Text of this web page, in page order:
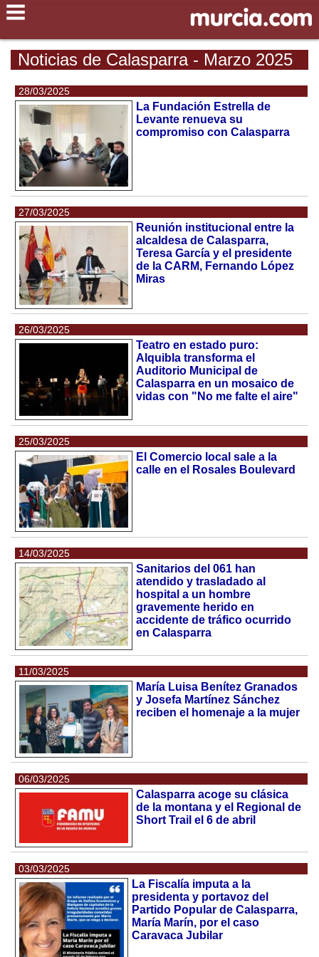
Noticias de Calasparra - Marzo 2025
28/03/2025
La Fundación Estrella de
Levante renueva su
compromiso con Calasparra
27/03/2025
Reunión institucional entre la
alcaldesa de Calasparra,
Teresa García y el presidente
de la CARM, Fernando López
Miras
26/03/2025
Teatro en estado puro:
Alquibla transforma el
Auditorio Municipal de
Calasparra en un mosaico de
vidas con "No me falte el aire"
25/03/2025
El Comercio local sale a la
calle en el Rosales Boulevard
14/03/2025
Sanitarios del 061 han
atendido y trasladado al
hospital a un hombre
gravemente herido en
accidente de tráfico ocurrido
en Calasparra
11/03/2025
María Luisa Benítez Granados
y Josefa Martínez Sánchez
reciben el homenaje a la mujer
06/03/2025
Calasparra acoge su clásica
de la montana y el Regional de
Short Trail el 6 de abril
03/03/2025
La Fiscalía imputa a la
presidenta y portavoz del
Partido Popular de Calasparra,
María Marín, por el caso
Caravaca Jubilar